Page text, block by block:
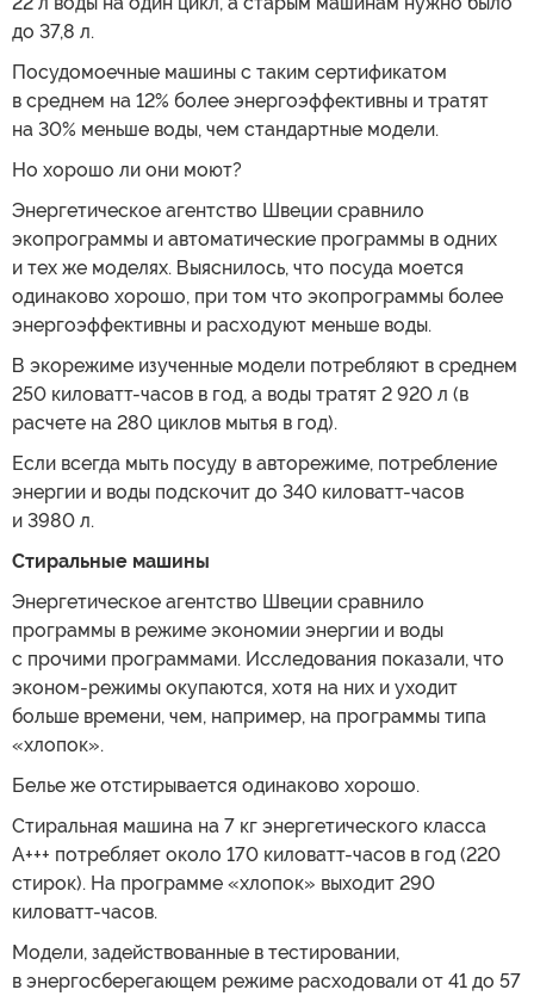
до 37,8 л.
Посудомоечные машины с таким сертификатом
в среднем на 12% более энергоэффективны и тратят
на 30% меньше воды, чем стандартные модели.
Но хорошо ли они моют?
Энергетическое агентство Швеции сравнило
экопрограммы и автоматические программы в одних
и тех же моделях. Выяснилось, что посуда моется
одинаково хорошо, при том что экопрограммы более
энергоэффективны и расходуют меньше воды.
В экорежиме изученные модели потребляют в среднем
250 киловатт-часов в год, а воды тратят 2 920 л (в
расчете на 280 циклов мытья в год).
Если всегда мыть посуду в авторежиме, потребление
энергии и воды подскочит до 340 киловатт-часов
и 3980 л.
Стиральные машины
Энергетическое агентство Швеции сравнило
программы в режиме экономии энергии и воды
с прочими программами. Исследования показали, что
эконом-режимы окупаются, хотя на них и уходит
больше времени, чем, например, на программы типа
«хлопок».
Белье же отстирывается одинаково хорошо.
Стиральная машина на 7 кг энергетического класса
А+++ потребляет около 170 киловатт-часов в год (220
стирок). На программе «хлопок» выходит 290
киловатт-часов.
Модели, задействованные в тестировании,
в энергосберегающем режиме расходовали от 41 до 57